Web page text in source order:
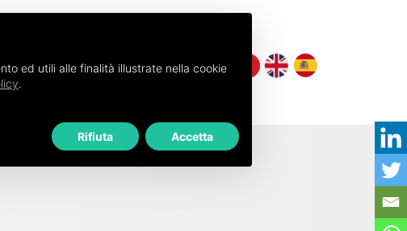
ed utili alle finalità illustrate nella cookie
.
Rifiuta Accetta